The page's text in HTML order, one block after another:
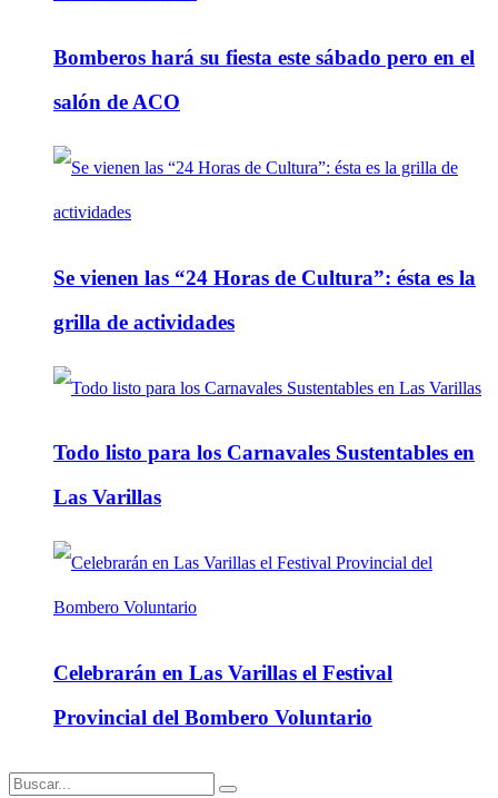
Bomberos hará su fiesta este sábado pero en el
salón de ACO
Se vienen las “24 Horas de Cultura”: ésta es la
grilla de actividades
Todo listo para los Carnavales Sustentables en
Las Varillas
Celebrarán en Las Varillas el Festival
Provincial del Bombero Voluntario